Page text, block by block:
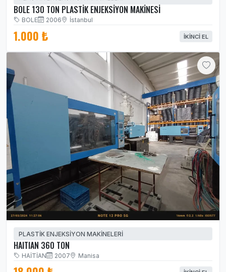
BOLE 130 TON PLASTİK ENJEKSİYON MAKİNESİ
BOLE 2006 İstanbul
1.000 ₺ İKINCI EL
PLASTİK ENJEKSİYON MAKİNELERİ
HAITIAN 360 TON
HAİTİAN 2007 Manisa